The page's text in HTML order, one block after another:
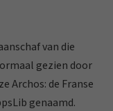
van die
gezien door
Archos: de Franse
genaamd.